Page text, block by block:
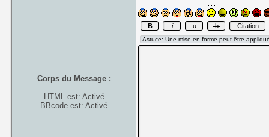
Corps du Message :
HTML est: Activé
BBcode est: Activé